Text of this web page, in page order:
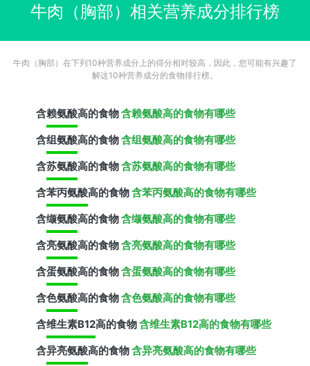
牛肉（胸部）相关营养成分排行榜
牛肉（胸部）在下列10种营养成分上的得分相对较高，因此，您可能有兴趣了
解这10种营养成分的食物排行榜。
含赖氨酸高的食物含赖氨酸高的食物有哪些
含组氨酸高的食物含组氨酸高的食物有哪些
含苏氨酸高的食物含苏氨酸高的食物有哪些
含苯丙氨酸高的食物含苯丙氨酸高的食物有哪些
含缬氨酸高的食物含缬氨酸高的食物有哪些
含亮氨酸高的食物含亮氨酸高的食物有哪些
含蛋氨酸高的食物含蛋氨酸高的食物有哪些
含色氨酸高的食物含色氨酸高的食物有哪些
含维生素B12高的食物含维生素B12高的食物有哪些
含异亮氨酸高的食物含异亮氨酸高的食物有哪些